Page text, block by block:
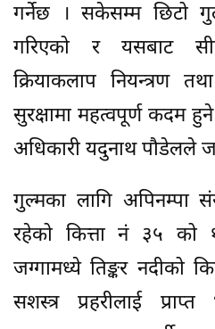
गर्नेछ । सकेसम्म छिटो
गरिएको र यसबाट
क्रियाकलाप नियन्त्रण
सुरक्षामा महत्वपूर्ण कदम
अधिकारी यदुनाथ पौडेलले
गुल्मका लागि अपिनम्पा
रहेको कित्ता नं ३५ को
जग्गामध्ये तिङ्कर नदीको
सशस्त्र प्रहरीलाई